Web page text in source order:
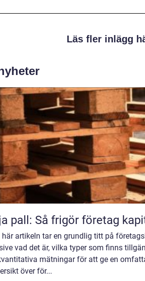
Läs fler inlägg
pall: Så frigör företag
här artikeln tar en grundlig titt på
vad det är, vilka typer som finns
mätningar för att ge en
över för...